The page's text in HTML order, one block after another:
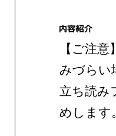
【ご注
みづらい
立ち読み
めします。